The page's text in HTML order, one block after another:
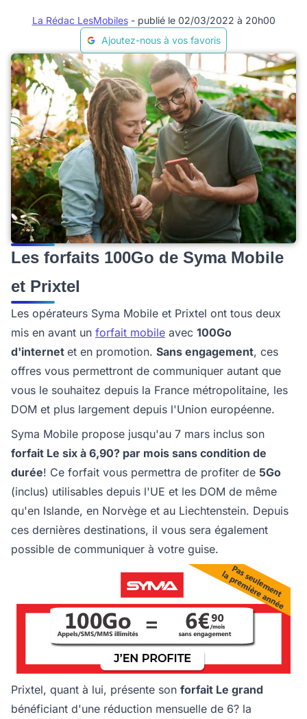
La Rédac LesMobiles - publié le 02/03/2022 à 20h00
Ajoutez-nous à vos favoris
Les forfaits 100Go de Syma Mobile
et Prixtel
Les opérateurs Syma Mobile et Prixtel ont tous deux
mis en avant un forfait mobile avec 100Go
d'internet et en promotion. Sans engagement, ces
offres vous permettront de communiquer autant que
vous le souhaitez depuis la France métropolitaine, les
DOM et plus largement depuis l'Union européenne.
Syma Mobile propose jusqu'au 7 mars inclus son
forfait Le six à 6,90? par mois sans condition de
durée! Ce forfait vous permettra de profiter de 5Go
(inclus) utilisables depuis l'UE et les DOM de même
qu'en Islande, en Norvège et au Liechtenstein. Depuis
ces dernières destinations, il vous sera également
possible de communiquer à votre guise.
Prixtel, quant à lui, présente son forfait Le grand
bénéficiant d'une réduction mensuelle de 6? la